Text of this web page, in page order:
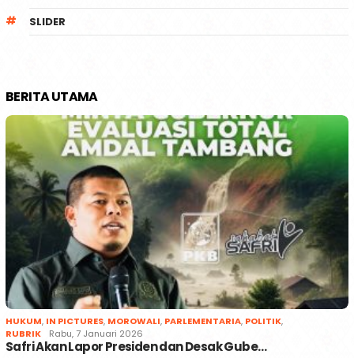
SLIDER
BERITA UTAMA
HUKUM, IN PICTURES, MOROWALI, PARLEMENTARIA, POLITIK,
RUBRIK
Rabu, 7 Januari 2026
Safri Akan Lapor Presiden dan Desak Gube…